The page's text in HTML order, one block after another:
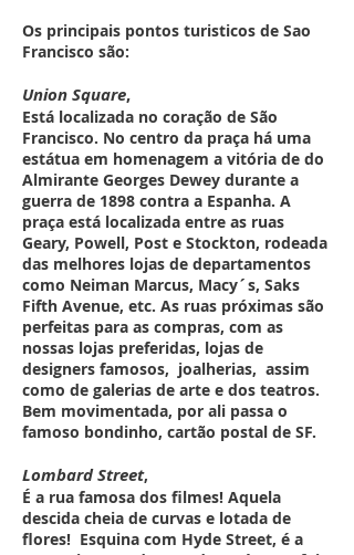
Os principais pontos turisticos de Sao
Francisco são:
Union Square,
Está localizada no coração de São
Francisco. No centro da praça há uma
estátua em homenagem a vitória de do
Almirante Georges Dewey durante a
guerra de 1898 contra a Espanha. A
praça está localizada entre as ruas
Geary, Powell, Post e Stockton, rodeada
das melhores lojas de departamentos
como Neiman Marcus, Macy´s, Saks
Fifth Avenue, etc. As ruas próximas são
perfeitas para as compras, com as
nossas lojas preferidas, lojas de
designers famosos, joalherias, assim
como de galerias de arte e dos teatros.
Bem movimentada, por ali passa o
famoso bondinho, cartão postal de SF.
Lombard Street,
É a rua famosa dos filmes! Aquela
descida cheia de curvas e lotada de
flores! Esquina com Hyde Street, é a